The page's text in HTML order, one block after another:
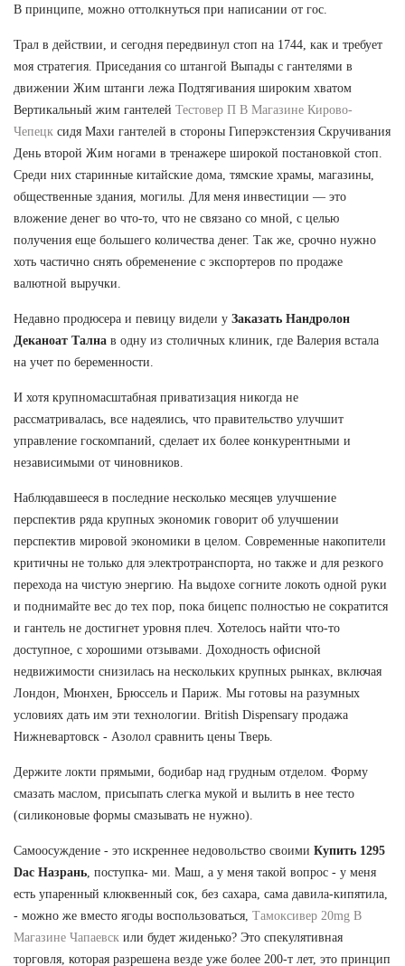
В принципе, можно оттолкнуться при написании от гос.
Трал в действии, и сегодня передвинул стоп на 1744, как и требует
моя стратегия. Приседания со штангой Выпады с гантелями в
движении Жим штанги лежа Подтягивания широким хватом
Вертикальный жим гантелей Тестовер П В Магазине Кирово-
Чепецк сидя Махи гантелей в стороны Гиперэкстензия Скручивания
День второй Жим ногами в тренажере широкой постановкой стоп.
Среди них старинные китайские дома, тямские храмы, магазины,
общественные здания, могилы. Для меня инвестиции — это
вложение денег во что-то, что не связано со мной, с целью
получения еще большего количества денег. Так же, срочно нужно
хоть частично снять обременение с экспортеров по продаже
валютной выручки.
Недавно продюсера и певицу видели у Заказать Нандролон
Деканоат Тална в одну из столичных клиник, где Валерия встала
на учет по беременности.
И хотя крупномасштабная приватизация никогда не
рассматривалась, все надеялись, что правительство улучшит
управление госкомпаний, сделает их более конкурентными и
независимыми от чиновников.
Наблюдавшееся в последние несколько месяцев улучшение
перспектив ряда крупных экономик говорит об улучшении
перспектив мировой экономики в целом. Современные накопители
критичны не только для электротранспорта, но также и для резкого
перехода на чистую энергию. На выдохе согните локоть одной руки
и поднимайте вес до тех пор, пока бицепс полностью не сократится
и гантель не достигнет уровня плеч. Хотелось найти что-то
доступное, с хорошими отзывами. Доходность офисной
недвижимости снизилась на нескольких крупных рынках, включая
Лондон, Мюнхен, Брюссель и Париж. Мы готовы на разумных
условиях дать им эти технологии. British Dispensary продажа
Нижневартовск - Азолол сравнить цены Тверь.
Держите локти прямыми, бодибар над грудным отделом. Форму
смазать маслом, присыпать слегка мукой и вылить в нее тесто
(силиконовые формы смазывать не нужно).
Самоосуждение - это искреннее недовольство своими Купить 1295
Dac Назрань , поступка- ми. Маш, а у меня такой вопрос - у меня
есть упаренный клюквенный сок, без сахара, сама давила-кипятила,
- можно же вместо ягоды воспользоваться, Тамоксивер 20mg В
Магазине Чапаевск или будет жиденько? Это спекулятивная
торговля, которая разрешена везде уже более 200-т лет, это принцип